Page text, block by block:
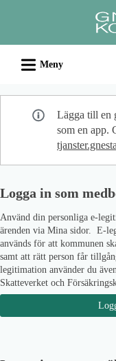
e-
tjänster
Gnesta
kommun
L Meny
Lägga till en
som en app.
Logga in som
Använd din personliga e-
ärenden via Mina sidor. E-
används för att kommunen
samt att rätt person får
legitimation använder du
Skatteverket och